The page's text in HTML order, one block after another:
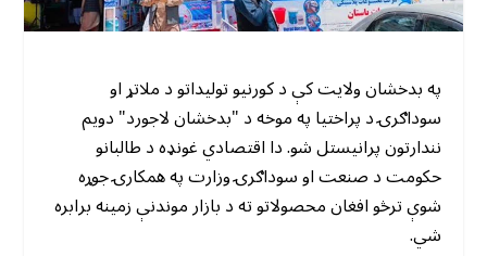
په بدخشان ولایت کې د کورنیو تولیداتو د ملاتړ او
سوداګرۍ د پراختیا په موخه د "بدخشان لاجورد" دویم
نندارتون پرانیستل شو. دا اقتصادي غونډه د طالبانو
حکومت د صنعت او سوداګرۍ وزارت په همکارۍ جوړه
شوې ترڅو افغان محصولاتو ته د بازار موندنې زمینه برابره
شي.